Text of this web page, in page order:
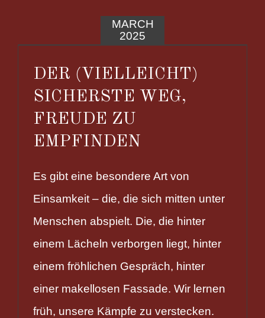
MARCH
2025
DER (VIELLEICHT)
SICHERSTE WEG,
FREUDE ZU
EMPFINDEN
Es gibt eine besondere Art von
Einsamkeit – die, die sich mitten unter
Menschen abspielt. Die, die hinter
einem Lächeln verborgen liegt, hinter
einem fröhlichen Gespräch, hinter
einer makellosen Fassade. Wir lernen
früh, unsere Kämpfe zu verstecken.